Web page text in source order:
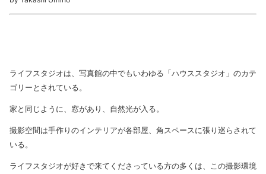
ライフスタジオは、写真館の中でもいわゆる「ハウススタジオ」のカテ
ゴリーとされている。
家と同じように、窓があり、自然光が入る。
撮影空間は手作りのインテリアが各部屋、角スペースに張り巡らされて
いる。
ライフスタジオが好きで来てくださっている方の多くは、この撮影環境